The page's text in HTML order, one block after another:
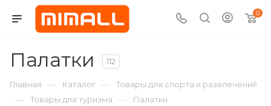
0
Палатки 112
Главная — Каталог — Товары для спорта и развлечений
— Товары для туризма — Палатки